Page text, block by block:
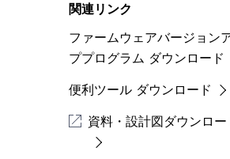
関連リンク
ファームウェアバージョン
ププログラム ダウンロード
便利ツール ダウンロード
資料・設計図ダウンロー